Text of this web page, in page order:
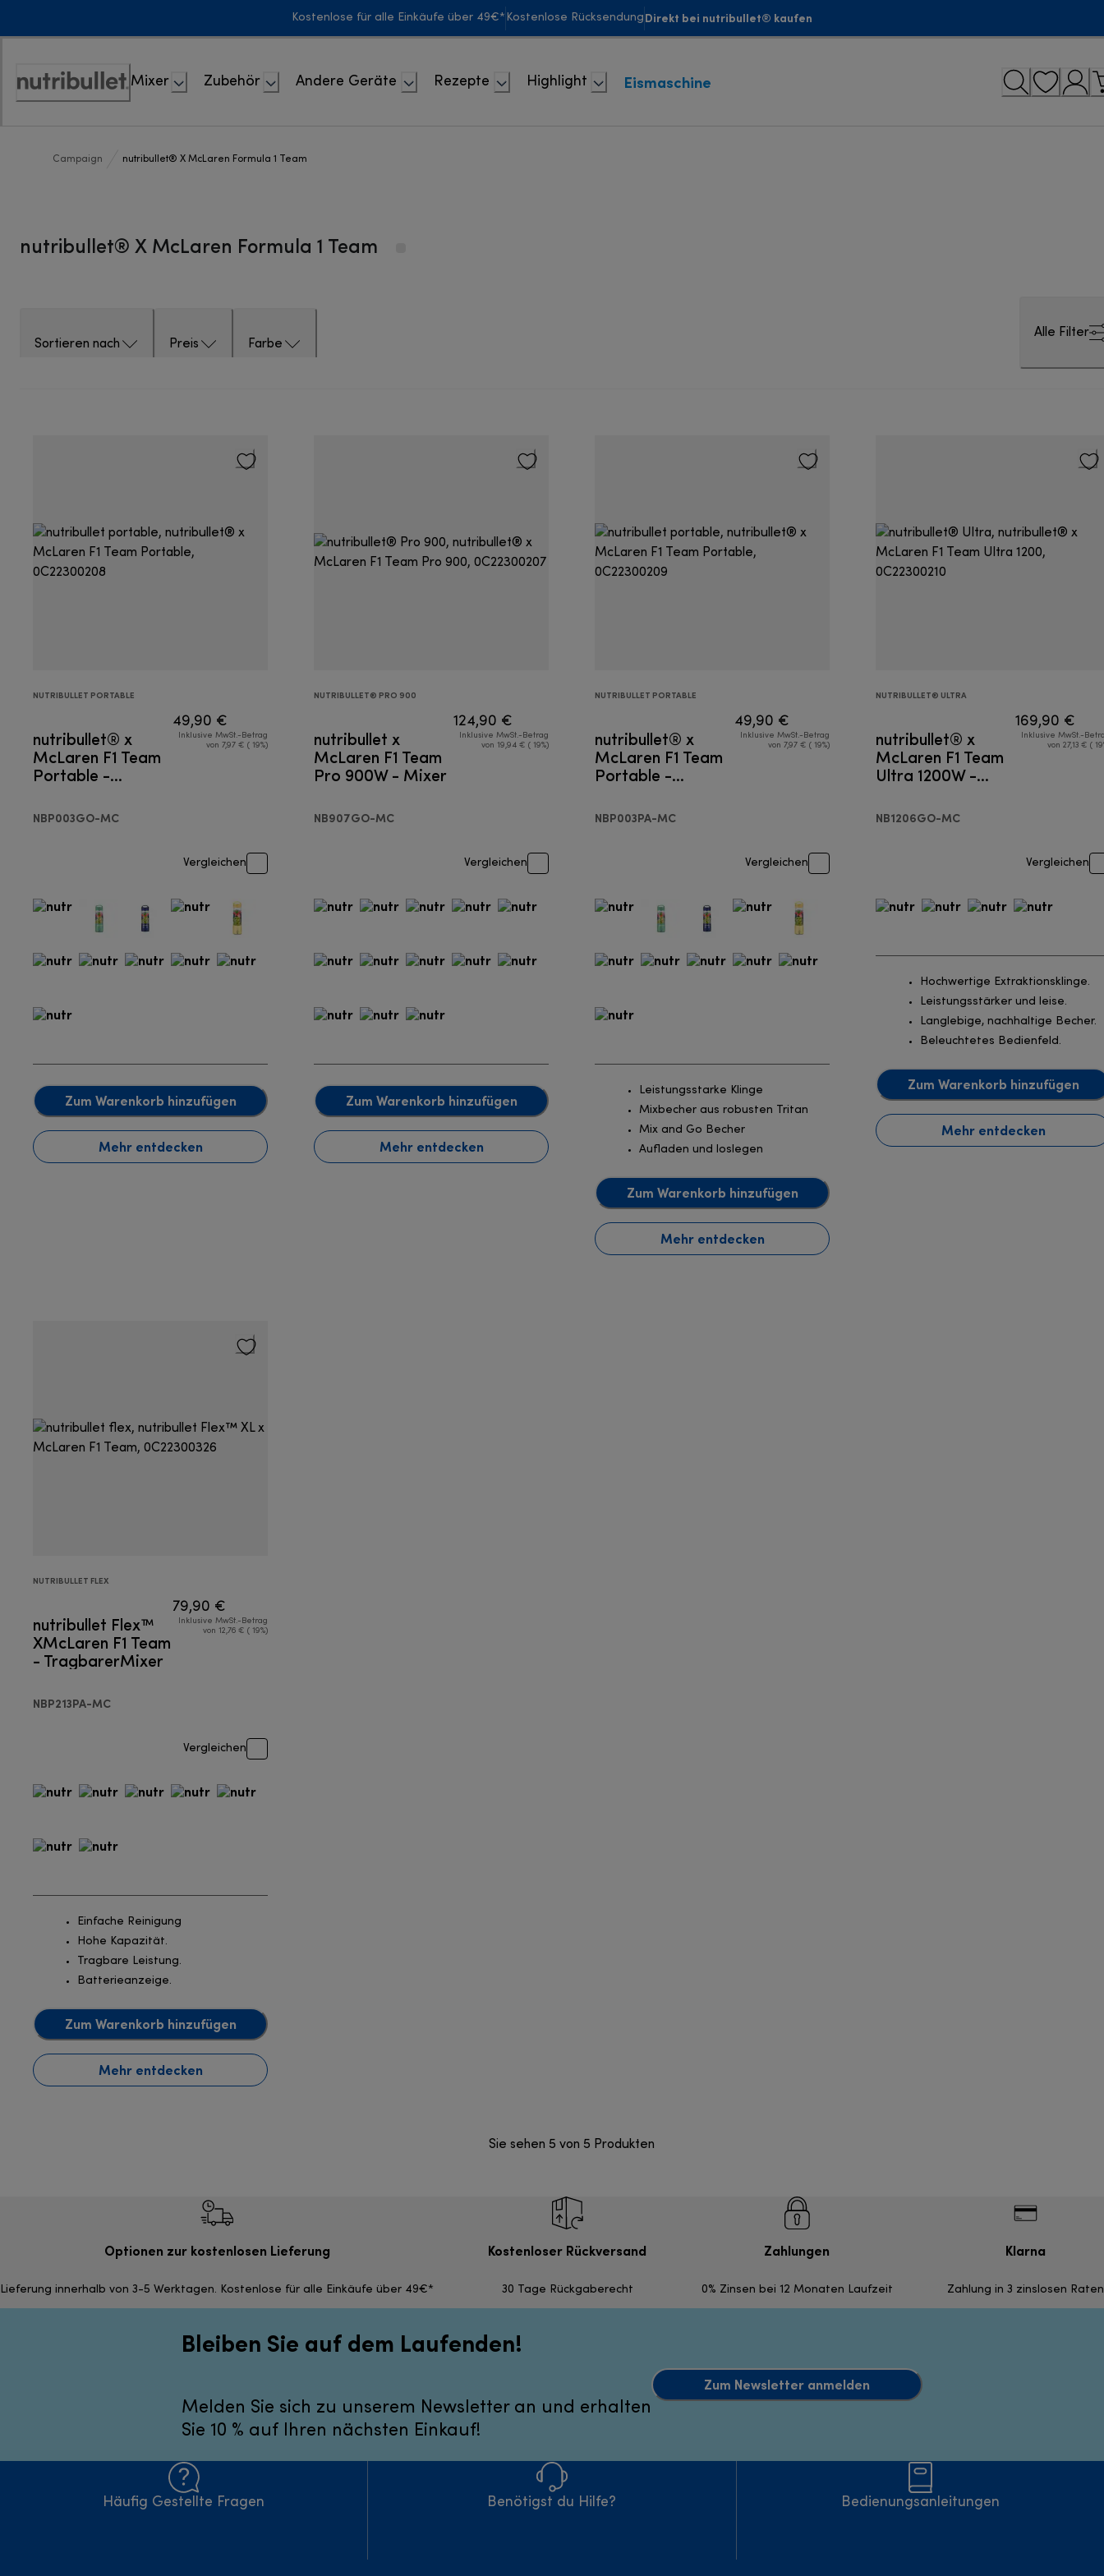
Kostenlose für alle Einkäufe über 49€* Kostenlose Rücksendung Direkt bei nutribullet® kaufen
Erklärung
Mixer Zubehör Andere Geräte Rezepte Highlight Eismaschine
Campaign nutribullet® X McLaren Formula 1 Team
nutribullet® X McLaren Formula 1 Team
Sortieren nach Preis Farbe
Alle Filter
NUTRIBULLET PORTABLE
nutribullet® x
McLaren F1 Team
Portable -
NBP003GO-MC
49,90 €
Inklusive MwSt.-Betrag
von 7,97 € ( 19%)
Vergleichen
Zum Warenkorb hinzufügen
Mehr entdecken
NUTRIBULLET® PRO 900
nutribullet x
McLaren F1 Team
Pro 900W - Mixer
NB907GO-MC
124,90 €
Inklusive MwSt.-Betrag
von 19,94 € ( 19%)
Vergleichen
Zum Warenkorb hinzufügen
Mehr entdecken
NUTRIBULLET PORTABLE
nutribullet® x
McLaren F1 Team
Portable -
NBP003PA-MC
49,90 €
Inklusive MwSt.-Betrag
von 7,97 € ( 19%)
Vergleichen
Leistungsstarke Klinge
Mixbecher aus robusten Tritan
Mix and Go Becher
Aufladen und loslegen
Zum Warenkorb hinzufügen
Mehr entdecken
NUTRIBULLET® ULTRA
nutribullet® x
McLaren F1 Team
Ultra 1200W -
NB1206GO-MC
169,90 €
Inklusive MwSt.-
von 27,13 € (
Vergleichen
Hochwertige Extraktionsklinge.
Leistungsstärker und leise.
Langlebige, nachhaltige Becher.
Beleuchtetes Bedienfeld.
Zum Warenkorb hinzufügen
Mehr entdecken
NUTRIBULLET FLEX
nutribullet Flex™
XMcLaren F1 Team
- TragbarerMixer
NBP213PA-MC
79,90 €
Inklusive MwSt.-Betrag
von 12,76 € ( 19%)
Vergleichen
Einfache Reinigung
Hohe Kapazität.
Tragbare Leistung.
Batterieanzeige.
Zum Warenkorb hinzufügen
Mehr entdecken
Sie sehen 5 von 5 Produkten
Optionen zur kostenlosen Lieferung
Lieferung innerhalb von 3-5 Werktagen. Kostenlose für alle Einkäufe über 49€*
Kostenloser Rückversand
30 Tage Rückgaberecht
Zahlungen
0% Zinsen bei 12 Monaten Laufzeit
Klarna
Zahlung in 3 zinslosen Raten
Bleiben Sie auf dem Laufenden!
Melden Sie sich zu unserem Newsletter an und erhalten
Sie 10 % auf Ihren nächsten Einkauf!
Zum Newsletter anmelden
Häufig Gestellte Fragen Benötigst du Hilfe? Bedienungsanleitungen